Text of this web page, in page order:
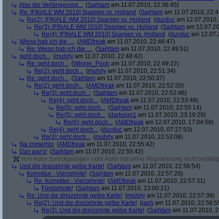
Also die Verlängerung... (Sajhtam am 11.07.2010, 22:36:45)
Re: [FINALE WM 2010] Spanien vs. Holland (Sajhtam am 11.07.2010,
Re(2): [FINALE WM 2010] Spanien vs. Holland (ducduc am
Re(3): [FINALE WM 2010] Spanien vs. Holland (Sajhtam am
Re(4): [FINALE WM 2010] Spanien vs. Holland (ducduc am
Wieso hab ich die .... (AMDfreak am 11.07.2010, 22:46:47)
Re: Wieso hab ich die .... (Sajhtam am 11.07.2010, 22:49:51)
geht doch... (muhrly am 11.07.2010, 22:48:42)
Re: geht doch... (Winnie_Pooh am 11.07.2010, 22:49:22)
Re(2): geht doch... (muhrly am 11.07.2010, 22:51:34)
Re: geht doch... (Sajhtam am 11.07.2010, 22:50:37)
Re(2): geht doch... (AMDfreak am 11.07.2010, 22:52:20)
Re(3): geht doch... (Sajhtam am 11.07.2010, 22:52:46)
Re(4): geht doch... (AMDfreak am 11.07.2010, 22:53:48)
Re(5): geht doch... (Sajhtam am 11.07.2010, 22:55:14)
Re(5): geht doch... (darksign1 am 11.07.2010, 23:19:29)
Re(6): geht doch... (AMDfreak am 12.07.2010, 17:04:58)
Re(4): geht doch... (ducduc am 12.07.2010, 07:27:53)
Re(3): geht doch... (muhrly am 11.07.2010, 22:53:08)
Na immerhin (AMDfreak am 11.07.2010, 22:55:42)
Das war's! (Sajhtam am 11.07.2010, 22:55:42)
Vom Autor zurückgezogen oder Autor hat seine Registrierung nicht
Und die dreizehnte gelbe Karte! (Sajhtam am 11.07.2010, 22:56:54)
Korrektur - Vierzehnte! (Sajhtam am 11.07.2010, 22:57:20)
Re: Korrektur - Vierzehnte! (AMDfreak am 11.07.2010, 22:57:31)
Fünfzehnte! (Sajhtam am 11.07.2010, 23:00:21)
Re: Und die dreizehnte gelbe Karte! (muhrly am 11.07.2010, 22:57:39)
Re(2): Und die dreizehnte gelbe Karte! (japh am 11.07.2010,
Re(3): Und die dreizehnte gelbe Karte! (Sajhtam am 11.07.2010,